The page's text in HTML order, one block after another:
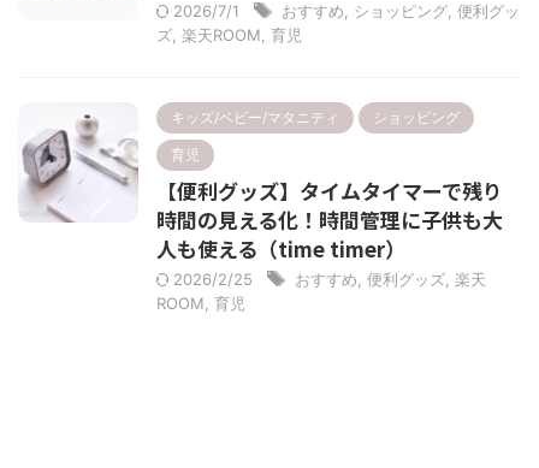
2026/7/1 おすすめ ショッピング 便利グッ
ズ 楽天ROOM 育児
キッズ/ベビー/マタニティ ショッピング
育児
【便利グッズ】タイムタイマーで残り
時間の見える化！時間管理に子供も大
人も使える（time timer）
2026/2/25 おすすめ 便利グッズ 楽天
ROOM 育児